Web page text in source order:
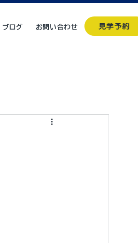
ブログ お問い合わせ 見学予約